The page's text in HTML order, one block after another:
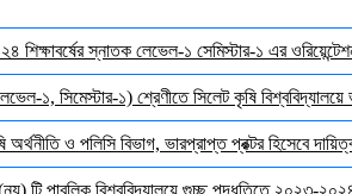
শিক্ষাবর্ষের স্নাতক লেভেল-১ সেমিস্টার-১ এর
১, সিমেস্টার-১) শ্রেণীতে সিলেট কৃষি
ও পলিসি বিভাগ, ভারপ্রাপ্ত প্রক্টর হিসেবে
(নয়) টি পাবলিক বিশ্ববিদ্যালয়ে গুচ্ছ পদ্ধতিতে ২০২৩-